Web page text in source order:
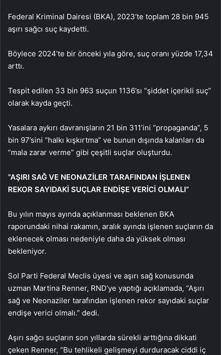
Federal Kriminal Dairesi (BKA), 2023’te toplam 28 bin 945
aşırı sağcı suç kaydetti.
Böylece 2024’te bir önceki yıla göre, suç oranı yüzde 17,34
arttı.
Tespit edilen 33 bin 963 suçun 1136’sı “şiddet içerikli suç”
olarak kayda geçti.
Yasalara aykırı davranışların 21 bin 311’ini “propaganda”, 5
bin 97’sini “halkı kışkırtma” ve bunun dışında kalanları da
“mala zarar verme” gibi çeşitli suçlar oluşturdu.
“AŞIRI SAĞ VE NEONAZİLER TARAFINDAN İŞLENEN
REKOR SAYIDAKİ SUÇLAR ENDİŞE VERİCİ OLMALI”
Bu yılın mayıs ayında açıklanması beklenen BKA
raporundaki nihai rakamın, aralık ayında işlenen suçların da
eklenecek olması nedeniyle daha da yüksek olması
bekleniyor.
Sol Parti Federal Meclis üyesi ve aşırı sağ konusunda
uzman Martina Renner, RND’ye yaptığı açıklamada, “Aşırı
sağ ve Neonaziler tarafından işlenen rekor sayıdaki suçlar
endişe verici olmalı.” dedi.
Aşırı sağcı suçların son yıllarda sürekli arttığına dikkati
çeken Renner, “Bu tehlikeli gelişmeyi durduracak ciddi iç